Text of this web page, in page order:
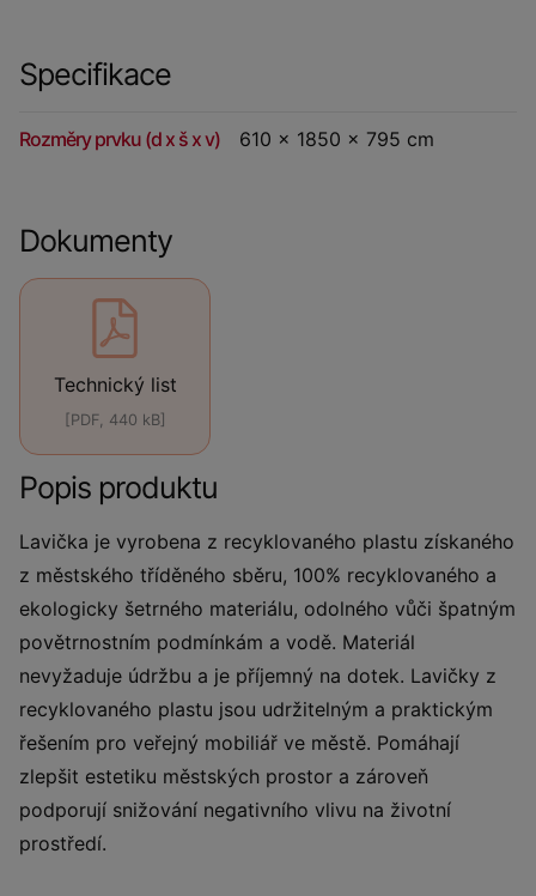
Specifikace
Rozměry prvku (d x š x v) 610 x 1850 x 795 cm
Dokumenty
Technický list
[PDF, 440 kB]
Popis produktu
Lavička je vyrobena z recyklovaného plastu získaného
z městského tříděného sběru, 100% recyklovaného a
ekologicky šetrného materiálu, odolného vůči špatným
povětrnostním podmínkám a vodě. Materiál
nevyžaduje údržbu a je příjemný na dotek. Lavičky z
recyklovaného plastu jsou udržitelným a praktickým
řešením pro veřejný mobiliář ve městě. Pomáhají
zlepšit estetiku městských prostor a zároveň
podporují snižování negativního vlivu na životní
prostředí.